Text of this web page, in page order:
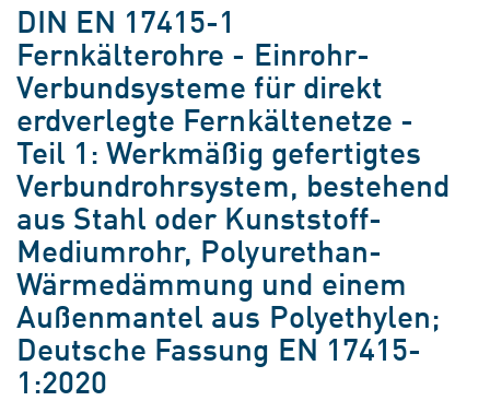
DIN EN 17415-1
Fernkälterohre - Einrohr-
Verbundsysteme für direkt
erdverlegte Fernkältenetze -
Teil 1: Werkmäßig gefertigtes
Verbundrohrsystem, bestehend
aus Stahl oder Kunststoff-
Mediumrohr, Polyurethan-
Wärmedämmung und einem
Außenmantel aus Polyethylen;
Deutsche Fassung EN 17415-
1:2020